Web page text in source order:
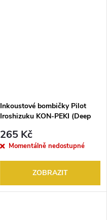
Inkoustové bombičky Pilot
Iroshizuku KON-PEKI (Deep
265 Kč
Momentálně nedostupné
ZOBRAZIT